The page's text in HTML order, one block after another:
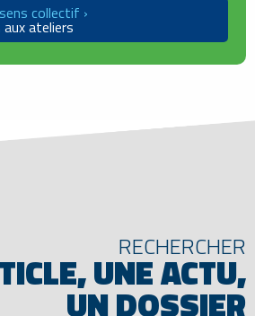
collectif ›
ateliers
RECHERCHER
UNE ACTU,
UN DOSSIER